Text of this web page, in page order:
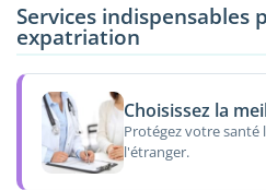
Services indispensables
expatriation
Choisissez la
Protégez votre santé
l'étranger.